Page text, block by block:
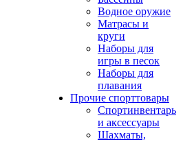
Водное оружие
Матрасы и
круги
Наборы для
игры в песок
Наборы для
плавания
Прочие спорттовары
Спортинвентарь
и аксессуары
Шахматы,